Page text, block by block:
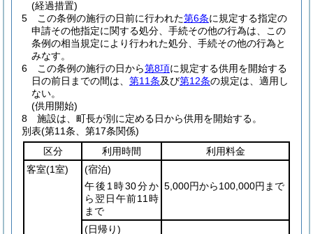
(経過措置)
5
この条例の施行の日前に行われた第6条に規定する指定の
申請その他指定に関する処分、手続その他の行為は、この
条例の相当規定により行われた処分、手続その他の行為と
みなす。
6
この条例の施行の日から第8項に規定する供用を開始する
日の前日までの間は、 第11条及び第12条の規定は、適用し
ない。
(供用開始)
8
施設は、町長が別に定める日から供用を開始する。
別表(第11条、第17条関係)
区分
利用時間
利用料金
客室(1室)
(宿泊)
午後1時30分か
ら翌日午前11時
まで
5,000円から100,000円まで
(日帰り)